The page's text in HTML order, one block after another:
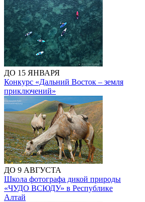
ДО 15 ЯНВАРЯ
Конкурс «Дальний Восток – земля
приключений»
ДО 9 АВГУСТА
Школа фотографа дикой природы
«ЧУДО ВСЮДУ» в Республике
Алтай